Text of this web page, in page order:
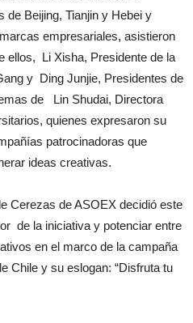
de Beijing, Tianjin y Hebei y
empresariales, asistieron
ellos, Li Xisha, Presidente de la
y Ding Junjie, Presidentes de
de Lin Shudai, Directora
quienes expresaron su
patrocinadoras que
ideas creativas.
Cerezas de ASOEX decidió este
de la iniciativa y potenciar entre
en el marco de la campaña
Chile y su eslogan: “Disfruta tu